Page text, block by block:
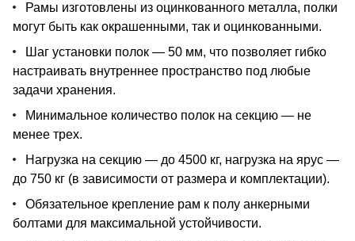
Рамы изготовлены из оцинкованного металла, полки
могут быть как окрашенными, так и оцинкованными.
Шаг установки полок — 50 мм, что позволяет гибко
настраивать внутреннее пространство под любые
задачи хранения.
Минимальное количество полок на секцию — не
менее трех.
Нагрузка на секцию — до 4500 кг, нагрузка на ярус —
до 750 кг (в зависимости от размера и комплектации).
Обязательное крепление рам к полу анкерными
болтами для максимальной устойчивости.